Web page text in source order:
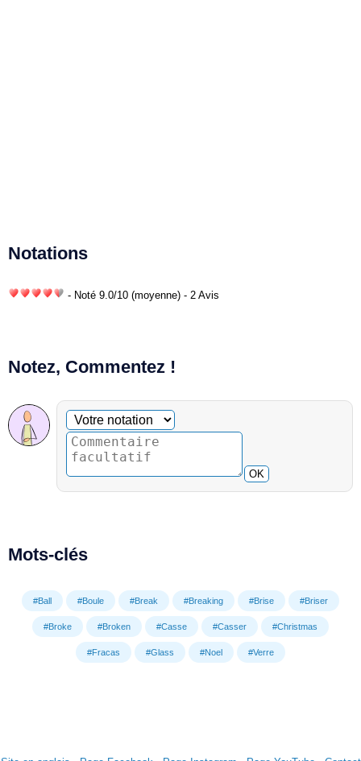
Notations
- Noté 9.0/10 (moyenne) - 2 Avis
Notez, Commentez !
Commentaire facultatif
Votre notation
OK
Mots-clés
#Ball #Boule #Break #Breaking #Brise #Briser
#Broke #Broken #Casse #Casser #Christmas
#Fracas #Glass #Noel #Verre